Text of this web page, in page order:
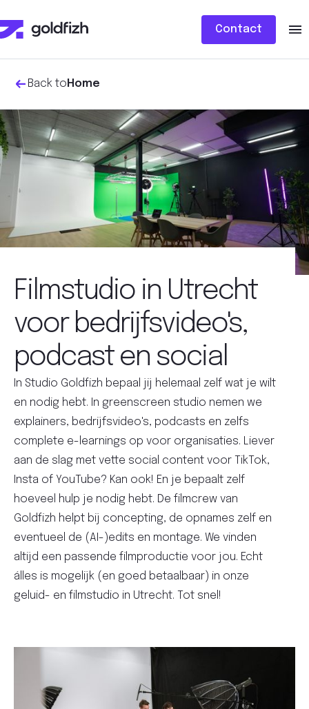
Contact
Back to Home
Filmstudio in Utrecht
voor bedrijfsvideo's,
podcast en social
In Studio Goldfizh bepaal jij helemaal zelf wat je wilt
en nodig hebt. In greenscreen studio nemen we
explainers, bedrijfsvideo's, podcasts en zelfs
complete e-learnings op voor organisaties. Liever
aan de slag met vette social content voor TikTok,
Insta of YouTube? Kan ook! En je bepaalt zelf
hoeveel hulp je nodig hebt. De filmcrew van
Goldfizh helpt bij concepting, de opnames zelf en
eventueel de (AI-)edits en montage. We vinden
altijd een passende filmproductie voor jou. Echt
álles is mogelijk (en goed betaalbaar) in onze
geluid- en filmstudio in Utrecht. Tot snel!